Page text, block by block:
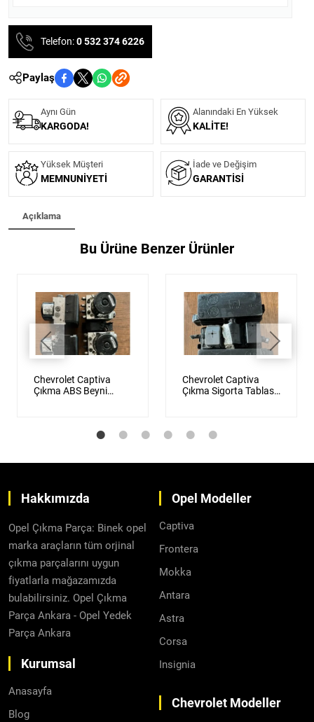
Telefon:0 532 374 6226
Paylaş
Aynı Gün
KARGODA!
Alanındaki En Yüksek
KALITE!
Yüksek Müşteri
MEMNUNIYETI
İade ve Değişim
GARANTISI
Açıklama
Bu Ürüne Benzer Ürünler
Chevrolet Captiva
Çıkma ABS Beyni
Chevrolet Captiva
Çıkma Sigorta Tablası
Hakkımızda
Opel Çıkma Parça: Binek opel
marka araçların tüm orjinal
çıkma parçalarını uygun
fiyatlarla mağazamızda
bulabilirsiniz. Opel Çıkma
Parça Ankara - Opel Yedek
Parça Ankara
Kurumsal
Anasayfa
Blog
Opel Modeller
Captiva
Frontera
Mokka
Antara
Astra
Corsa
Insignia
Chevrolet Modeller